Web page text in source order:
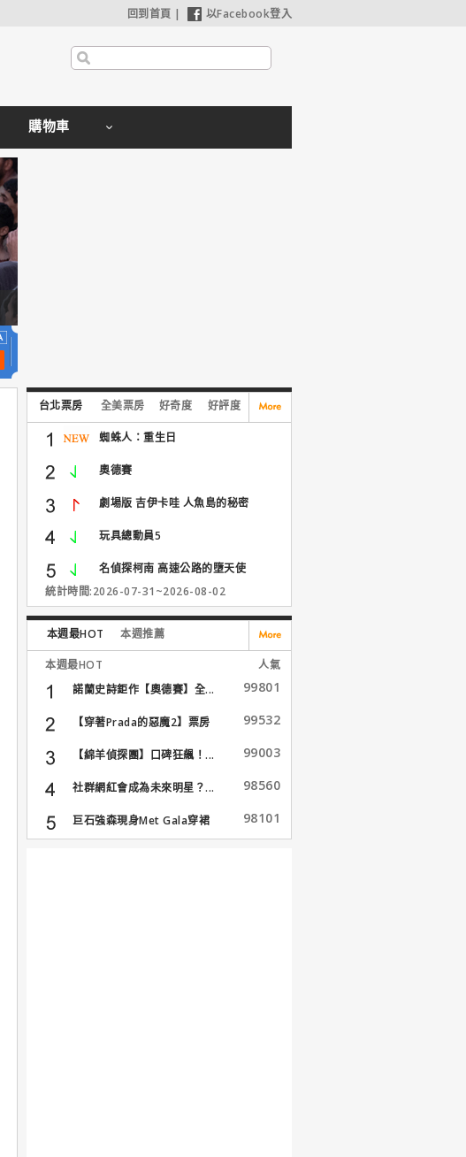
回到首頁 | 以Facebook登入
購物車
台北票房 全美票房 好奇度 好評度
蜘蛛人：重生日
奧德賽
劇場版 吉伊卡哇 人魚島的秘密
玩具總動員5
名偵探柯南 高速公路的墮天使
統計時間:2026-07-31~2026-08-02
本週最HOT 本週推薦
本週最HOT
人氣
諾蘭史詩鉅作【奧德賽】全...
99801
【穿著Prada的惡魔2】票房
99532
【綿羊偵探團】口碑狂飆！... 99003
社群網紅會成為未來明星？... 98560
巨石強森現身Met Gala穿裙
子...
98101